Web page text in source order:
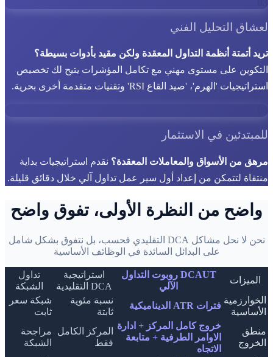
لعشاق التحليل الفني
تريد أتمتة أنظمة التداول المعقدة ولكن مقيد بأدوات بسيطة؟
التكوين على مستوى مهني مع تكامل المؤشرات يتيح لك تخصيص
استراتيجيات 'الهرم'، 'صيد القاع RSI' وتقنيات متقدمة أخرى بحرية.
للمبتدئين في الاستثمار
مرهق من الأسواق والمعاملات المعقدة؟ نقدم استراتيجيات بداية
منتقاة لتتمكن من إعداد أول سير عمل تداول آلي خلال دقائق قليلة.
واضح من النظرة الأولى، تفوق واضح
نحن لا نحل مشاكل DCA التقليدي فحسب، بل نتفوق بشكل شامل
على البدائل السائدة في الوظائف الأساسية
الميزات
DCAUT روبوت التداول
الآلي
استراتيجية
DCA التقليدية
تداول
الشبكة
الخوارزمية
الأساسية
فترات ATR الديناميكية
نسبة مئوية
ثابتة
شبكة سعر
ثابت
منطق
الخروج
خروج كامل المركز + ادارة
الاوامر الطرفية + متابعة
الاتجاه
المركز الكامل
فقط
مراجحة
الشبكة